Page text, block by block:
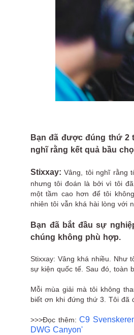
Bạn đã được đúng thứ 2
nghĩ rằng kết quả bầu
Stixxay: Vâng, tôi nghĩ rằng
nhưng tôi đoán là bởi vì tôi
một tầm cao hơn để tôi
nhiên tôi vẫn khá hài lòng với
Bạn đã bắt đầu sự
chúng không phù hợp.
Stixxay: Vâng khá nhiều. Như
sự kiện quốc tế. Sau đó, toàn
Mỗi mùa giải mà tôi không
biết ơn khi đứng thứ 3. Tôi đã
>>>Đọc thêm:C9
DWG Canyon'